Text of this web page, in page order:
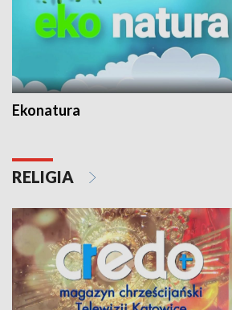
Ekonatura
RELIGIA